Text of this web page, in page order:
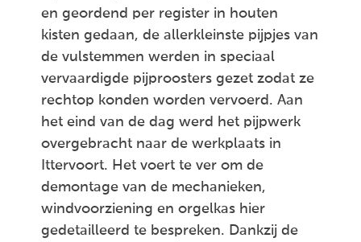
en geordend per register in houten
kisten gedaan, de allerkleinste pijpjes van
de vulstemmen werden in speciaal
vervaardigde pijproosters gezet zodat ze
rechtop konden worden vervoerd. Aan
het eind van de dag werd het pijpwerk
overgebracht naar de werkplaats in
Ittervoort. Het voert te ver om de
demontage van de mechanieken,
windvoorziening en orgelkas hier
gedetailleerd te bespreken. Dankzij de